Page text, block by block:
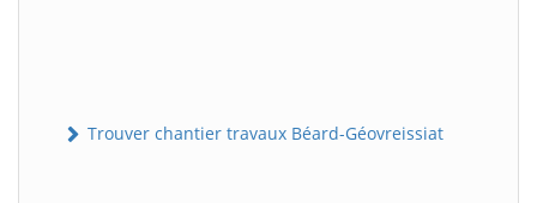
Trouver chantier travaux Béard-Géovreissiat